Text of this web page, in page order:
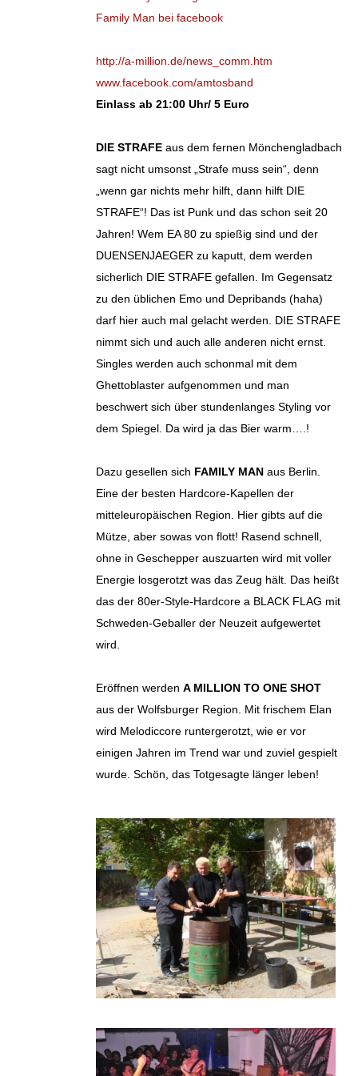
Family Man bei facebook
http://a-million.de/news_comm.htm
www.facebook.com/amtosband
Einlass ab 21:00 Uhr/ 5 Euro
DIE STRAFE aus dem fernen Mönchengladbach
sagt nicht umsonst „Strafe muss sein“, denn
„wenn gar nichts mehr hilft, dann hilft DIE
STRAFE“! Das ist Punk und das schon seit 20
Jahren! Wem EA 80 zu spießig sind und der
DUENSENJAEGER zu kaputt, dem werden
sicherlich DIE STRAFE gefallen. Im Gegensatz
zu den üblichen Emo und Depribands (haha)
darf hier auch mal gelacht werden. DIE STRAFE
nimmt sich und auch alle anderen nicht ernst.
Singles werden auch schonmal mit dem
Ghettoblaster aufgenommen und man
beschwert sich über stundenlanges Styling vor
dem Spiegel. Da wird ja das Bier warm….!
Dazu gesellen sich FAMILY MAN aus Berlin.
Eine der besten Hardcore-Kapellen der
mitteleuropäischen Region. Hier gibts auf die
Mütze, aber sowas von flott! Rasend schnell,
ohne in Geschepper auszuarten wird mit voller
Energie losgerotzt was das Zeug hält. Das heißt
das der 80er-Style-Hardcore a BLACK FLAG mit
Schweden-Geballer der Neuzeit aufgewertet
wird.
Eröffnen werden A MILLION TO ONE SHOT
aus der Wolfsburger Region. Mit frischem Elan
wird Melodiccore runtergerotzt, wie er vor
einigen Jahren im Trend war und zuviel gespielt
wurde. Schön, das Totgesagte länger leben!